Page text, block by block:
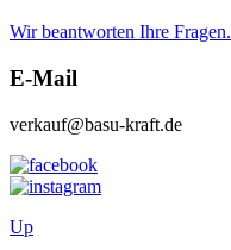
Wir beantworten Ihre Fragen.
E-Mail
verkauf@basu-kraft.de
Up